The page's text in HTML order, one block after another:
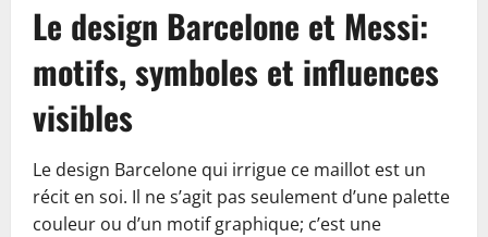
Le design Barcelone et Messi:
motifs, symboles et influences
visibles
Le design Barcelone qui irrigue ce maillot est un
récit en soi. Il ne s’agit pas seulement d’une palette
couleur ou d’un motif graphique; c’est une